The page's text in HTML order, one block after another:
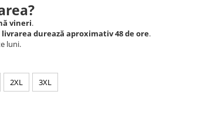
vineri.
livrarea durează aproximativ 48 de ore.
luni.
2XL 3XL